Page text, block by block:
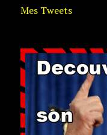
Mes Tweets